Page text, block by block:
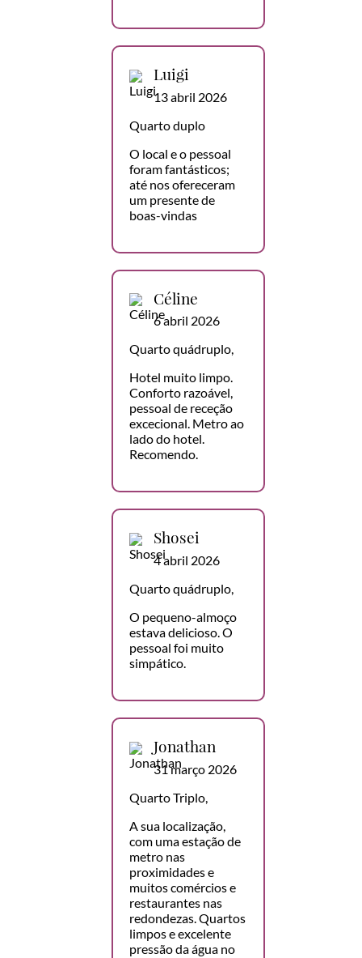
Luigi
13 abril 2026
Quarto duplo
O local e o pessoal
foram fantásticos;
até nos ofereceram
um presente de
boas-vindas
Céline
6 abril 2026
Quarto quádruplo,
Hotel muito limpo.
Conforto razoável,
pessoal de receção
excecional. Metro ao
lado do hotel.
Recomendo.
Shosei
4 abril 2026
Quarto quádruplo,
O pequeno-almoço
estava delicioso. O
pessoal foi muito
simpático.
Jonathan
31 março 2026
Quarto Triplo,
A sua localização,
com uma estação de
metro nas
proximidades e
muitos comércios e
restaurantes nas
redondezas. Quartos
limpos e excelente
pressão da água no